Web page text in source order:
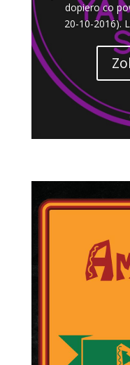
dopiero co
20-10-2016).